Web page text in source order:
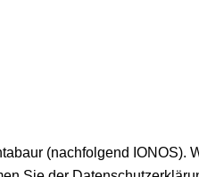
(nachfolgend IONOS).